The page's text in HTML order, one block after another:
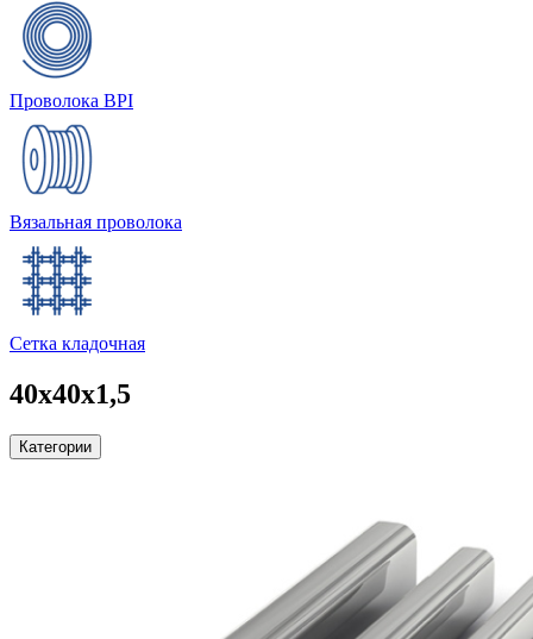
Проволока BPI
Вязальная проволока
Сетка кладочная
40х40х1,5
Категории